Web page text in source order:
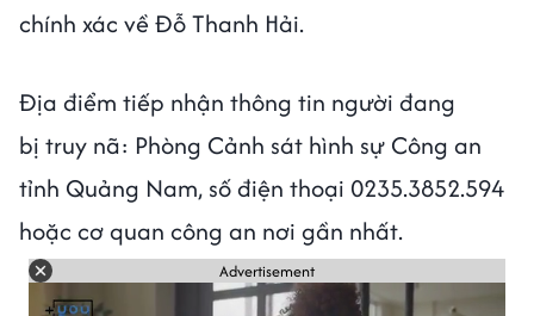
chính xác về Đỗ Thanh Hải.
Địa điểm tiếp nhận thông tin người đang
bị truy nã: Phòng Cảnh sát hình sự Công an
tỉnh Quảng Nam, số điện thoại 0235.3852.594
hoặc cơ quan công an nơi gần nhất.
Advertisement